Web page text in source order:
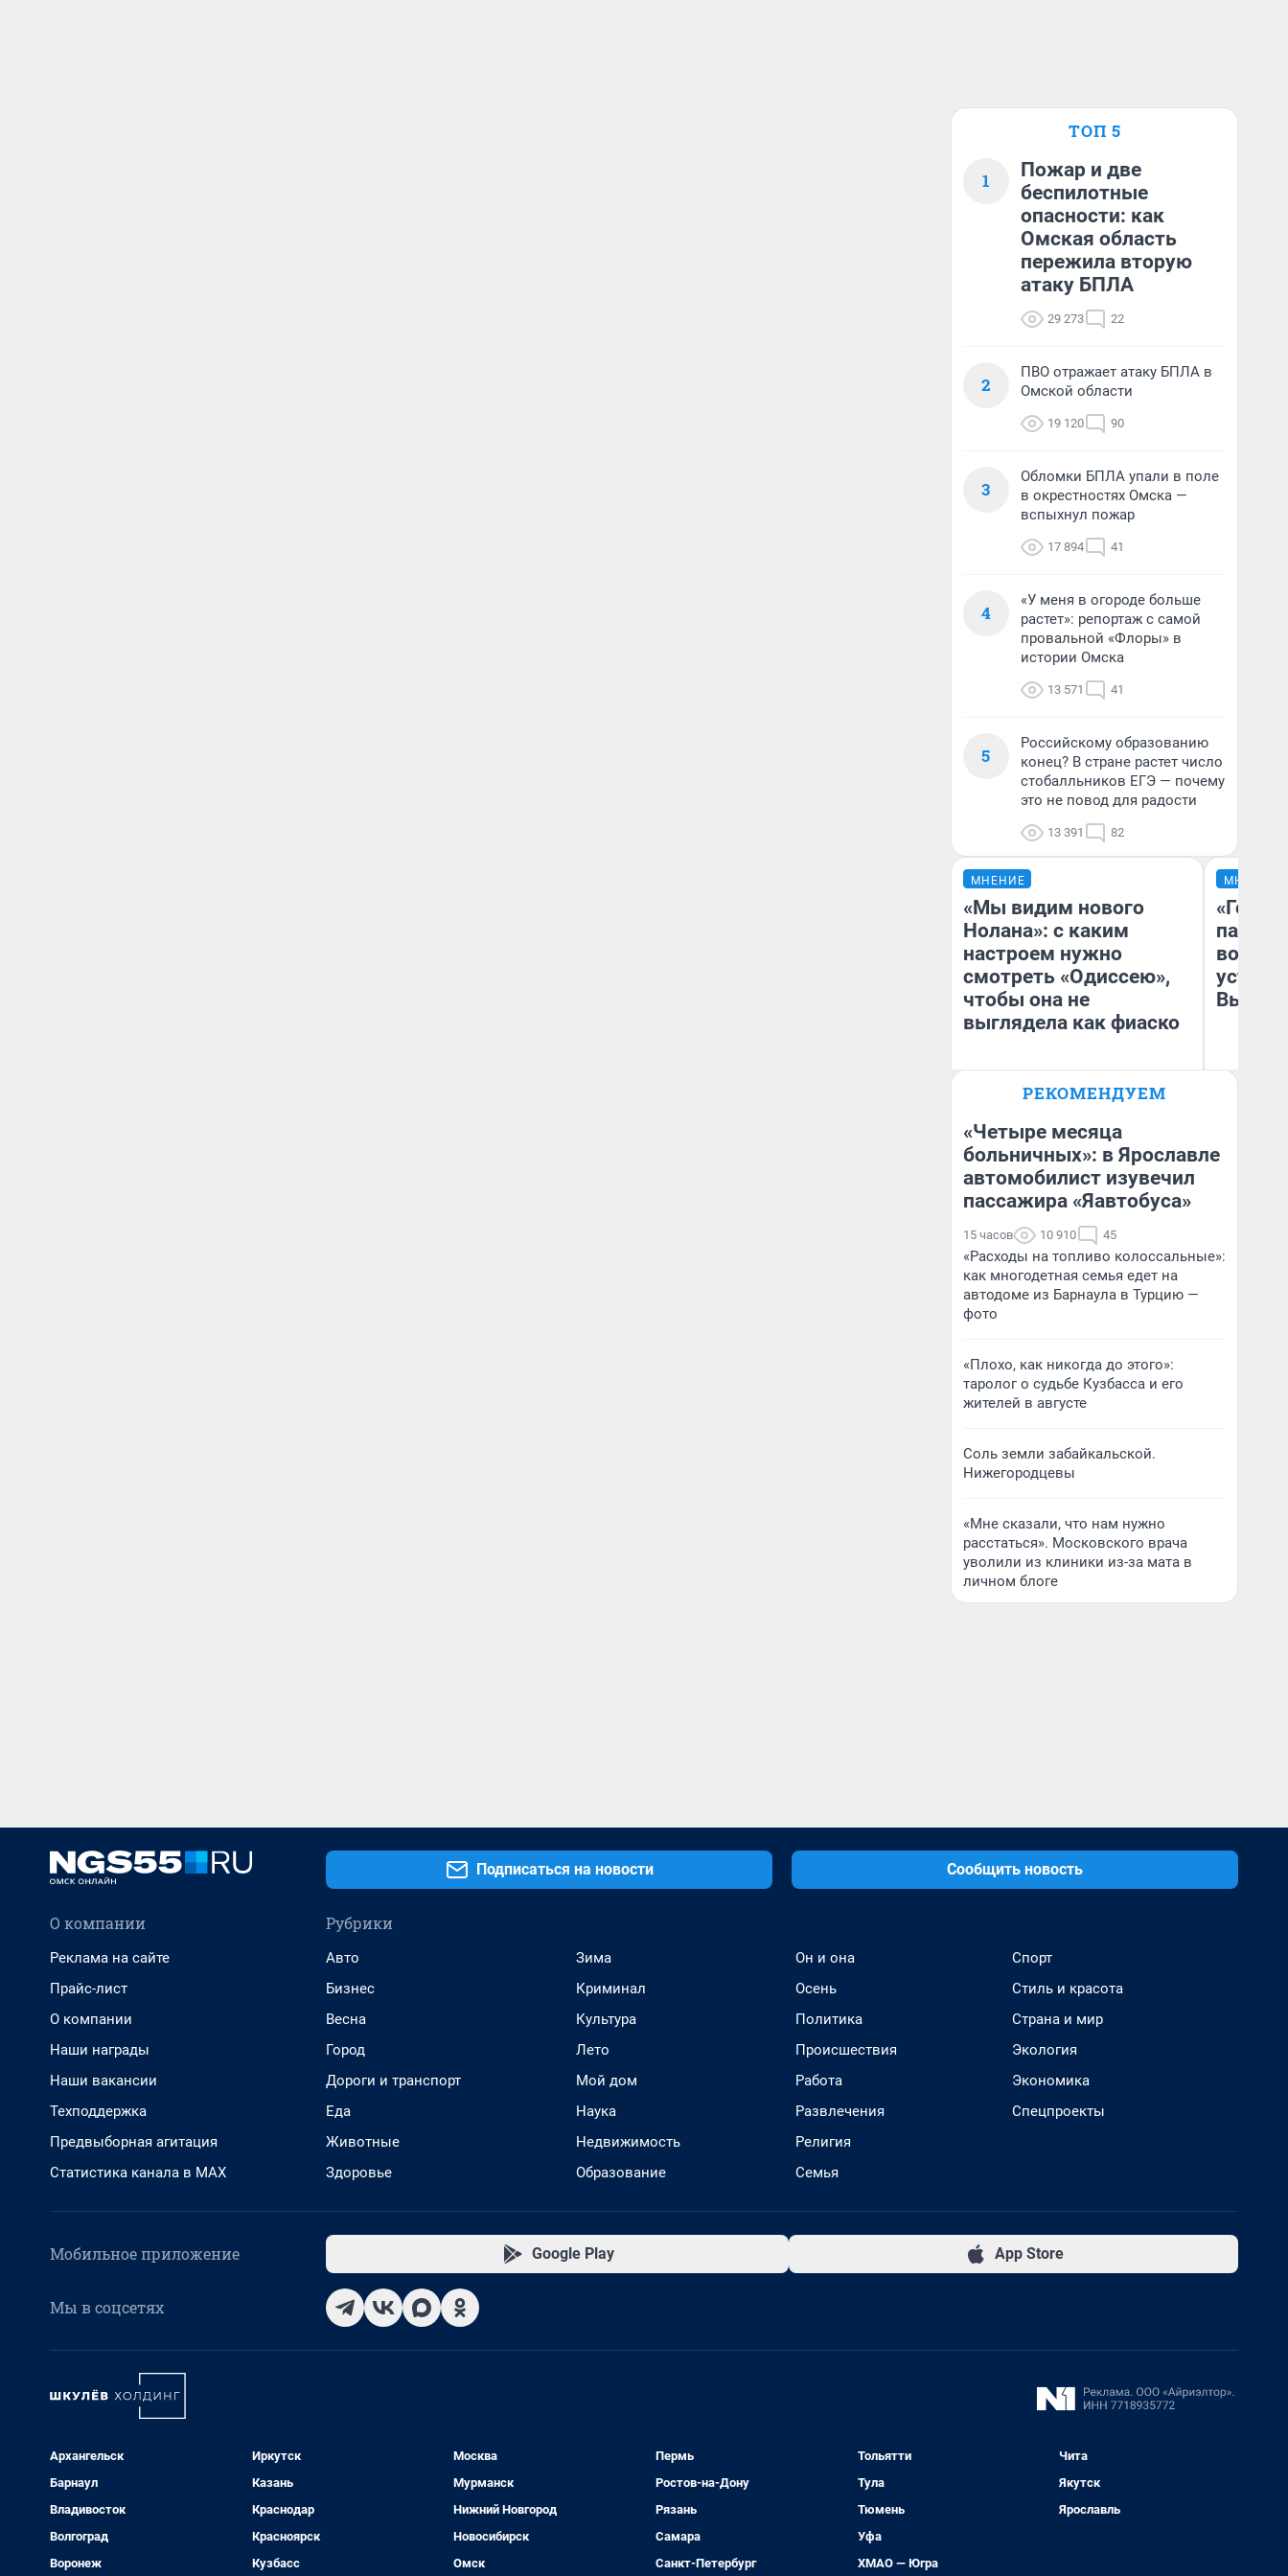
ТОП 5
1
Пожар и две
беспилотные
опасности: как
Омская область
пережила вторую
атаку БПЛА
29 273 22
2
ПВО отражает атаку БПЛА в
Омской области
19 120 90
3
Обломки БПЛА упали в поле
в окрестностях Омска —
вспыхнул пожар
17 894 41
4
«У меня в огороде больше
растет»: репортаж с самой
провальной «Флоры» в
истории Омска
13 571 41
5
Российскому образованию
конец? В стране растет число
стобалльников ЕГЭ — почему
это не повод для радости
13 391 82
МНЕНИЕ
«Мы видим нового
Нолана»: с каким
настроем нужно
смотреть «Одиссею»,
чтобы она не
выглядела как фиаско
Надежда Губарь
МНЕНИЕ
РЕКОМЕНДУЕМ
«Четыре месяца
больничных»: в Ярославле
автомобилист изувечил
пассажира «Яавтобуса»
15 часов 10 910 45
«Расходы на топливо колоссальные»:
как многодетная семья едет на
автодоме из Барнаула в Турцию —
фото
«Плохо, как никогда до этого»:
таролог о судьбе Кузбасса и его
жителей в августе
Соль земли забайкальской.
Нижегородцевы
«Мне сказали, что нам нужно
расстаться». Московского врача
уволили из клиники из-за мата в
личном блоге
Подписаться на новости Сообщить новость
О компании
Реклама на сайте
Прайс-лист
О компании
Наши награды
Наши вакансии
Техподдержка
Предвыборная агитация
Статистика канала в MAX
Рубрики
Авто
Бизнес
Весна
Город
Дороги и транспорт
Еда
Животные
Здоровье
Зима
Криминал
Культура
Лето
Мой дом
Наука
Недвижимость
Образование
Он и она
Осень
Политика
Происшествия
Работа
Развлечения
Религия
Семья
Спорт
Стиль и красота
Страна и мир
Экология
Экономика
Спецпроекты
Мобильное приложение Google Play App Store
Мы в соцсетях
Архангельск
Барнаул
Владивосток
Волгоград
Воронеж
Иркутск
Казань
Краснодар
Красноярск
Кузбасс
Москва
Мурманск
Нижний Новгород
Новосибирск
Омск
Пермь
Ростов-на-Дону
Рязань
Самара
Санкт-Петербург
Тольятти
Тула
Тюмень
Уфа
ХМАО — Югра
Чита
Якутск
Ярославль